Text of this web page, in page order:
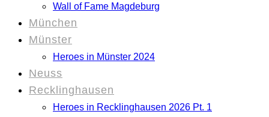
Wall of Fame Magdeburg
München
Münster
Heroes in Münster 2024
Neuss
Recklinghausen
Heroes in Recklinghausen 2026 Pt. 1